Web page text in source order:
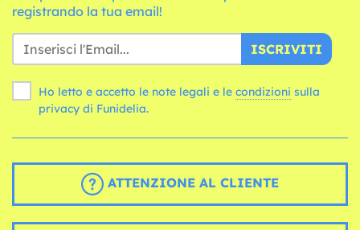
registrando la tua email!
ISCRIVITI
Ho letto e accetto le note legali e le condizioni
privacy di Funidelia.
ATTENZIONE AL CLIENTE